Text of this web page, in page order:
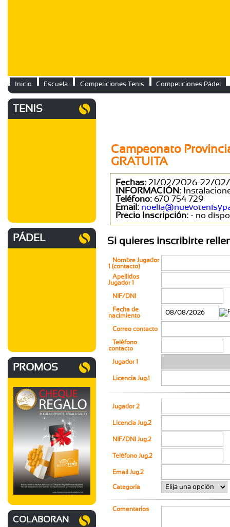
Inicio Escuela Competiciones Tenis Competiciones Pádel
TENIS
PÁDEL
PROMOS
COLABORAN
Campeonato
GRATUITA
Fechas: 21/02/2026-22/
INFORMACIÓN:
Teléfono: 670 754 729
Email:
Precio Inscripción: - no
Si quieres inscribirte
Nombre Jugador
1 (contacto)
Apellidos
Jugador 1
NIF/DNI
Fecha de
nacimiento
Correo contacto
Teléfono
contacto
Jugador 1
Licencia Jug.1
Jugador 2
Licencia Jug.2
NIF/DNI Jug.2
Teléfono Jug.2
Email Jug.2
Categoría
Comentarios